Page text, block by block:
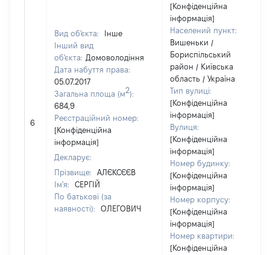
6
Вид об'єкта:
Інше
Інший вид
об'єкта: Домоволодіння
Дата набуття права:
05.07.2017
Загальна площа (м2):
684,9
Реєстраційний номер:
[Конфіденційна
інформація]
Декларує:
Прізвище:
АЛЄКСЄЄВ
Ім'я:
СЕРГІЙ
По батькові (за
наявності):
ОЛЕГОВИЧ
[Конфіденційна
інформація]
Населений пункт:
Вишеньки /
Бориспільський
район / Київська
область / Україна
Тип вулиці:
[Конфіденційна
інформація]
Вулиця:
[Конфіденційна
інформація]
Номер будинку:
[Конфіденційна
інформація]
Номер корпусу:
[Конфіденційна
інформація]
Номер квартири:
[Конфіденційна